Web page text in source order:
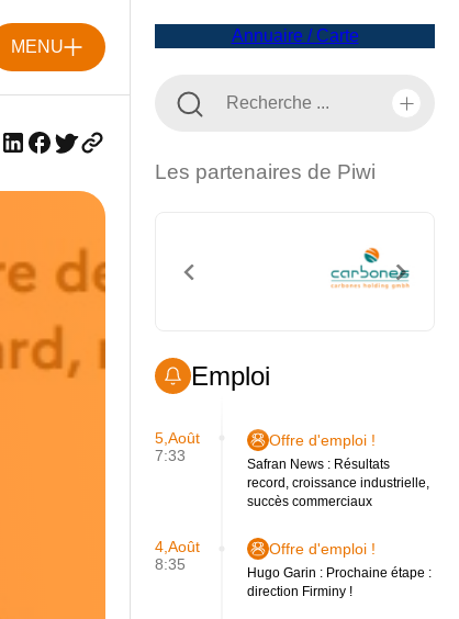
MENU
Annuaire / Carte
Les partenaires de Piwi
Emploi
5,Août
7:33
Offre d'emploi !
Safran News : Résultats
record, croissance industrielle,
succès commerciaux
4,Août
8:35
Offre d'emploi !
Hugo Garin : Prochaine étape :
direction Firminy !